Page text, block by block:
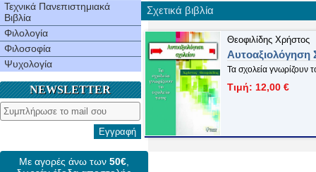
Τεχνικά Πανεπιστημιακά
Βιβλία
Φιλολογία
Φιλοσοφία
Ψυχολογία
NEWSLETTER
Εγγραφή
Με αγορές άνω των 50€
Σχετικά βιβλία
Θεοφιλίδης Χρήστος
Αυτοαξιολόγηση
Τα σχολεία γνωρίζουν
Τιμή: 12,00 €